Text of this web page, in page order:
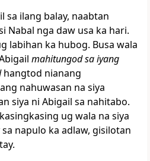
sa ilang balay, naabtan
Nabal nga daw usa ka hari.
labihan ka hubog. Busa wala
mahitungod sa iyang
hangtod nianang
nahuwasan na siya
siya ni Abigail sa nahitabo.
ug wala na siya
sa napulo ka adlaw, gisilotan